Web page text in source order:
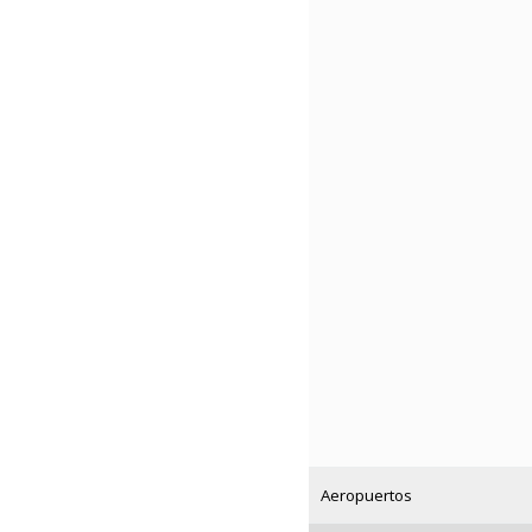
Aeropuertos